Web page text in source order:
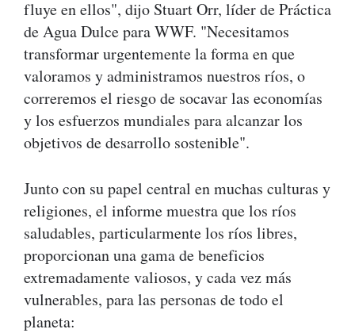
fluye en ellos", dijo Stuart Orr, líder de Práctica
de Agua Dulce para WWF. "Necesitamos
transformar urgentemente la forma en que
valoramos y administramos nuestros ríos, o
correremos el riesgo de socavar las economías
y los esfuerzos mundiales para alcanzar los
objetivos de desarrollo sostenible".
Junto con su papel central en muchas culturas y
religiones, el informe muestra que los ríos
saludables, particularmente los ríos libres,
proporcionan una gama de beneficios
extremadamente valiosos, y cada vez más
vulnerables, para las personas de todo el
planeta: